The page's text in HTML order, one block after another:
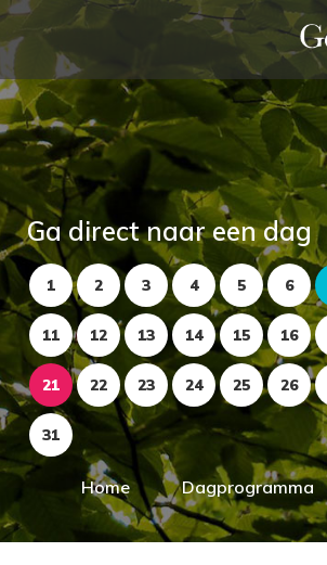
Ga direct naar een dag
1 2 3 4 5 6
11 12 13 14 15 16
21 22 23 24 25 26
31
Home Dagprogramma